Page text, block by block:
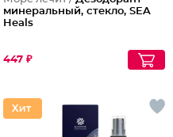
минеральный, стекло, SEA
Heals
447 ₽